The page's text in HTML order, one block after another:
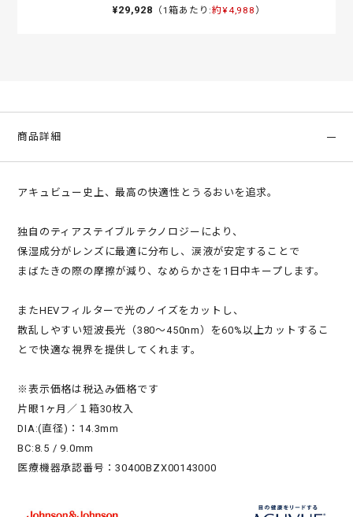
¥29,928 （1箱あたり:約¥4,988 ）
商品詳細
アキュビュー史上、最高の快適性とうるおいを追求。
独自のティアステイブルテクノロジーにより、
保湿成分がレンズに最適に分布し、涙液が安定することで
まばたきの際の摩擦が減り、なめらかさを1日中キープします。
またHEVフィルターで光のノイズをカットし、
散乱しやすい短波長光（380～450nm）を60%以上カットするこ
とで快適な視界を提供してくれます。
※表示価格は税込み価格です
片眼1ヶ月／１箱30枚入
DIA:(直径)：14.3mm
BC:8.5 / 9.0mm
医療機器承認番号：30400BZX00143000